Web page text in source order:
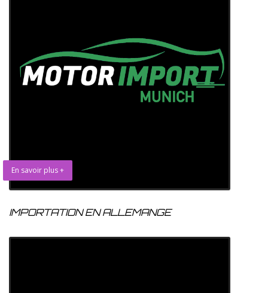
En savoir plus +
IMPORTATION EN ALLEMANGE